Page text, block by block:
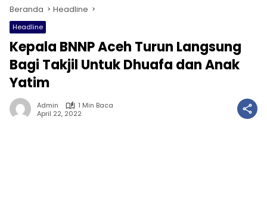
Beranda Headline
Headline
Kepala BNNP Aceh Turun Langsung
Bagi Takjil Untuk Dhuafa dan Anak
Yatim
Admin
1 Min Baca
April 22, 2022